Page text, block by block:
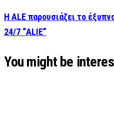
Η ALE παρουσιάζει το
24/7 “ALIE”
You might be